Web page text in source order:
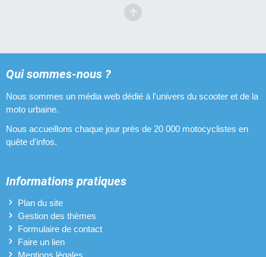
Qui sommes-nous ?
Nous sommes un média web dédié à l'univers du scooter et de la
moto urbaine.
Nous accueillons chaque jour près de 20 000 motocyclistes en
quête d'infos.
Informations pratiques
Plan du site
Gestion des thèmes
Formulaire de contact
Faire un lien
Mentions légales